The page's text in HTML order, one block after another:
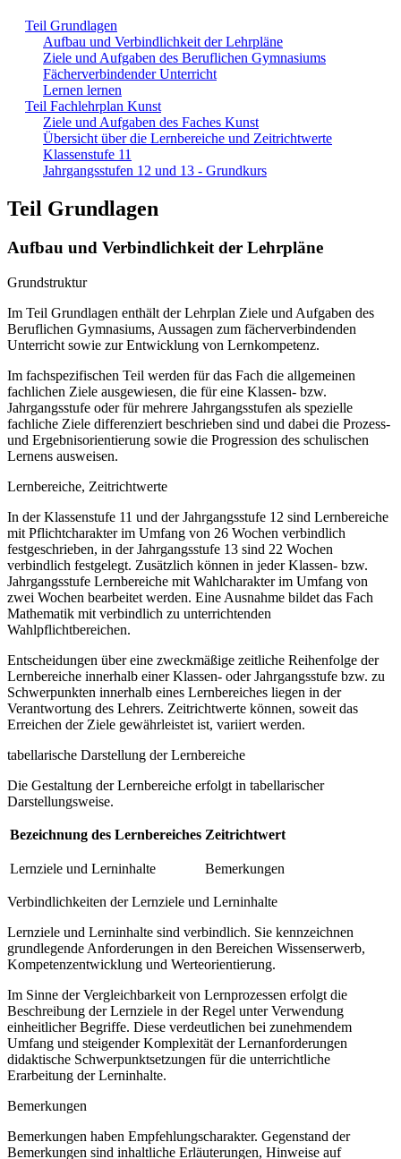
Teil Grundlagen
Aufbau und Verbindlichkeit der Lehrpläne
Ziele und Aufgaben des Beruflichen Gymnasiums
Fächerverbindender Unterricht
Lernen lernen
Teil Fachlehrplan Kunst
Ziele und Aufgaben des Faches Kunst
Übersicht über die Lernbereiche und Zeitrichtwerte
Klassenstufe 11
Jahrgangsstufen 12 und 13 - Grundkurs
Teil Grundlagen
Aufbau und Verbindlichkeit der Lehrpläne
Grundstruktur
Im Teil Grundlagen enthält der Lehrplan Ziele und Aufgaben des
Beruflichen Gymnasiums, Aussagen zum fächerverbindenden
Unterricht sowie zur Entwicklung von Lernkompetenz.
Im fachspezifischen Teil werden für das Fach die allgemeinen
fachlichen Ziele ausgewiesen, die für eine Klassen- bzw.
Jahrgangsstufe oder für mehrere Jahrgangsstufen als spezielle
fachliche Ziele differenziert beschrieben sind und dabei die Prozess-
und Ergebnisorientierung sowie die Progression des schulischen
Lernens ausweisen.
Lernbereiche, Zeitrichtwerte
In der Klassenstufe 11 und der Jahrgangsstufe 12 sind Lernbereiche
mit Pflichtcharakter im Umfang von 26 Wochen verbindlich
festgeschrieben, in der Jahrgangsstufe 13 sind 22 Wochen
verbindlich festgelegt. Zusätzlich können in jeder Klassen- bzw.
Jahrgangsstufe Lernbereiche mit Wahlcharakter im Umfang von
zwei Wochen bearbeitet werden. Eine Ausnahme bildet das Fach
Mathematik mit verbindlich zu unterrichtenden
Wahlpflichtbereichen.
Entscheidungen über eine zweckmäßige zeitliche Reihenfolge der
Lernbereiche innerhalb einer Klassen- oder Jahrgangsstufe bzw. zu
Schwerpunkten innerhalb eines Lernbereiches liegen in der
Verantwortung des Lehrers. Zeitrichtwerte können, soweit das
Erreichen der Ziele gewährleistet ist, variiert werden.
tabellarische Darstellung der Lernbereiche
Die Gestaltung der Lernbereiche erfolgt in tabellarischer
Darstellungsweise.
Bezeichnung des Lernbereiches Zeitrichtwert
Lernziele und Lerninhalte Bemerkungen
Verbindlichkeiten der Lernziele und Lerninhalte
Lernziele und Lerninhalte sind verbindlich. Sie kennzeichnen
grundlegende Anforderungen in den Bereichen Wissenserwerb,
Kompetenzentwicklung und Werteorientierung.
Im Sinne der Vergleichbarkeit von Lernprozessen erfolgt die
Beschreibung der Lernziele in der Regel unter Verwendung
einheitlicher Begriffe. Diese verdeutlichen bei zunehmendem
Umfang und steigender Komplexität der Lernanforderungen
didaktische Schwerpunktsetzungen für die unterrichtliche
Erarbeitung der Lerninhalte.
Bemerkungen
Bemerkungen haben Empfehlungscharakter. Gegenstand der
Bemerkungen sind inhaltliche Erläuterungen, Hinweise auf